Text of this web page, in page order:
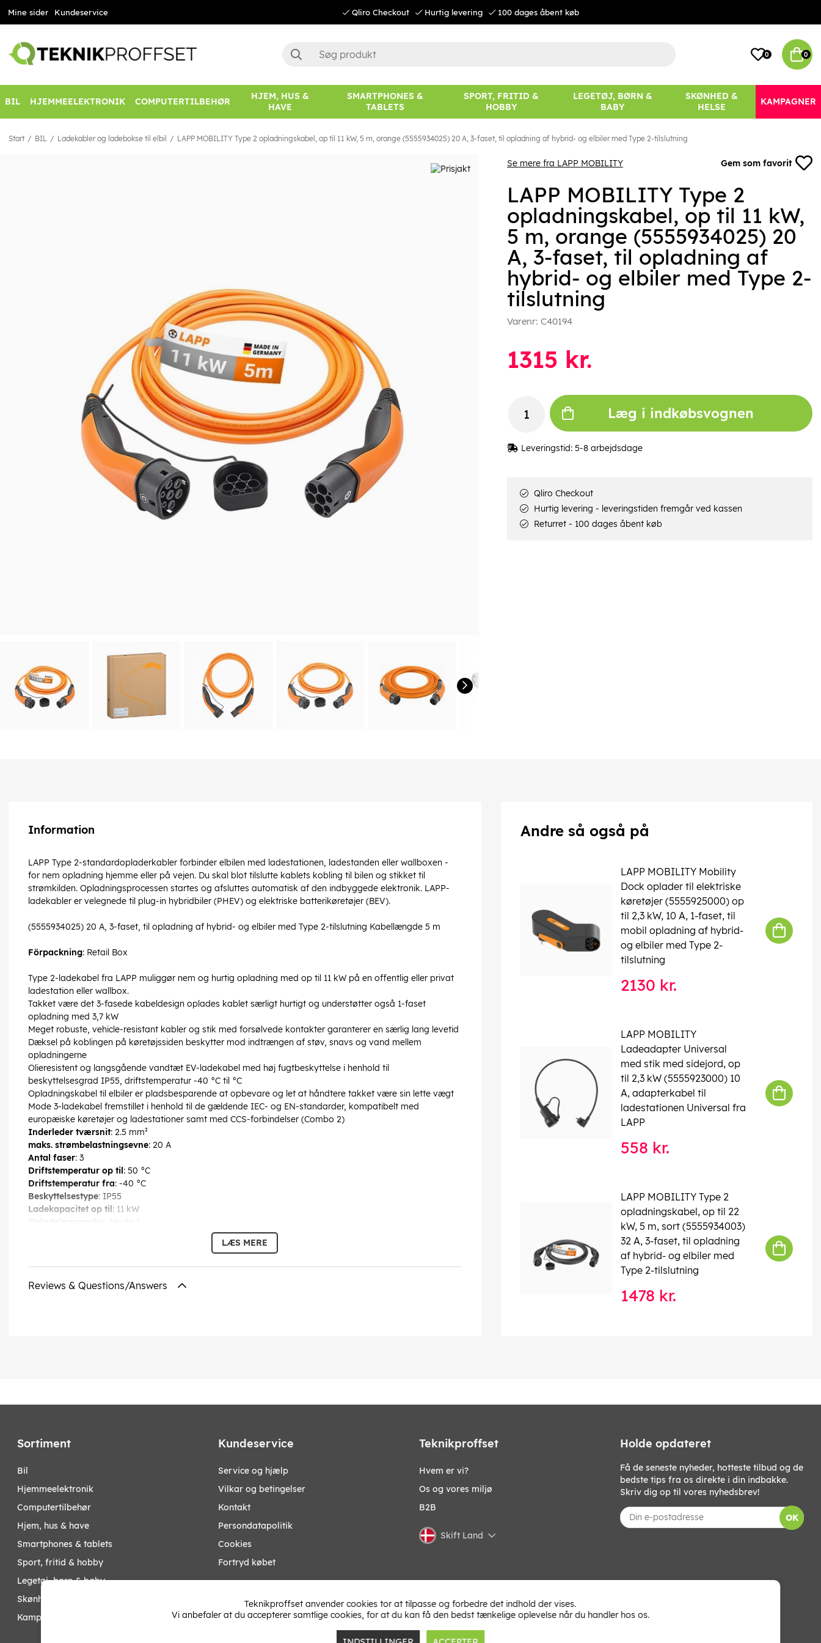
Mine sider Kundeservice Qliro Checkout Hurtig levering 100 dages åbent køb
0 0
BIL HJEMMEELEKTRONIK COMPUTERTILBEHØR
HJEM, HUS &
HAVE
SMARTPHONES &
TABLETS
SPORT, FRITID &
HOBBY
LEGETØJ, BØRN &
BABY
SKØNHED &
HELSE
KAMPAGNER
Start BIL Ladekabler og ladebokse til elbil LAPP MOBILITY Type 2 opladningskabel, op til 11 kW, 5 m, orange (5555934025) 20 A, 3-faset, til opladning af hybrid- og elbiler med Type 2-tilslutning
Se mere fra LAPP MOBILITY Gem som favorit
LAPP MOBILITY Type 2
opladningskabel, op til 11 kW,
5 m, orange (5555934025) 20
A, 3-faset, til opladning af
hybrid- og elbiler med Type 2-
tilslutning
Varenr: C40194
1315 kr.
Læg i indkøbsvognen
Leveringstid: 5-8 arbejdsdage
Qliro Checkout
Hurtig levering - leveringstiden fremgår ved kassen
Returret - 100 dages åbent køb
Information
LAPP Type 2-standardopladerkabler forbinder elbilen med ladestationen, ladestanden eller wallboxen -
for nem opladning hjemme eller på vejen. Du skal blot tilslutte kablets kobling til bilen og stikket til
strømkilden. Opladningsprocessen startes og afsluttes automatisk af den indbyggede elektronik. LAPP-
ladekabler er velegnede til plug-in hybridbiler (PHEV) og elektriske batterikøretøjer (BEV).
(5555934025) 20 A, 3-faset, til opladning af hybrid- og elbiler med Type 2-tilslutning Kabellængde 5 m
Förpackning: Retail Box
Type 2-ladekabel fra LAPP muliggør nem og hurtig opladning med op til 11 kW på en offentlig eller privat
ladestation eller wallbox.
Takket være det 3-fasede kabeldesign oplades kablet særligt hurtigt og understøtter også 1-faset
opladning med 3,7 kW
Meget robuste, vehicle-resistant kabler og stik med forsølvede kontakter garanterer en særlig lang levetid
Dæksel på koblingen på køretøjssiden beskytter mod indtrængen af støv, snavs og vand mellem
opladningerne
Olieresistent og langsgående vandtæt EV-ladekabel med høj fugtbeskyttelse i henhold til
beskyttelsesgrad IP55, driftstemperatur -40 °C til °C
Opladningskabel til elbiler er pladsbesparende at opbevare og let at håndtere takket være sin lette vægt
Mode 3-ladekabel fremstillet i henhold til de gældende IEC- og EN-standarder, kompatibelt med
europæiske køretøjer og ladestationer samt med CCS-forbindelser (Combo 2)
Inderleder tværsnit: 2.5 mm²
maks. strømbelastningsevne: 20 A
Antal faser: 3
Driftstemperatur op til : 50 °C
Driftstemperatur fra: -40 °C
Beskyttelsestype: IP55
Ladekapacitet op til: 11 kW
Opladningsmodus
: Mode 3
Forbindelse 2, type: Typ 2 stik
LÆS MERE
Reviews & Questions/Answers
Andre så også på
LAPP MOBILITY Mobility
Dock oplader til elektriske
køretøjer (5555925000) op
til 2,3 kW, 10 A, 1-faset, til
mobil opladning af hybrid-
og elbiler med Type 2-
tilslutning
2130 kr.
LAPP MOBILITY
Ladeadapter Universal
med stik med sidejord, op
til 2,3 kW (5555923000) 10
A, adapterkabel til
ladestationen Universal fra
LAPP
558 kr.
LAPP MOBILITY Type 2
opladningskabel, op til 22
kW, 5 m, sort (5555934003)
32 A, 3-faset, til opladning
af hybrid- og elbiler med
Type 2-tilslutning
1478 kr.
Sortiment
bil
hjemmeelektronik
computertilbehør
hjem, hus & have
smartphones & tablets
sport, fritid & hobby
legetøj, børn & baby
skønhed & helse
kampagner
Kundeservice
Service og hjælp
Vilkar og betingelser
Kontakt
Persondatapolitik
Cookies
Fortryd købet
Teknikproffset
Hvem er vi?
Os og vores miljø
B2B
Skift Land
Holde opdateret
Få de seneste nyheder, hotteste tilbud og de
bedste tips fra os direkte i din indbakke.
Skriv dig op til vores nyhedsbrev!
OK
Teknikproffset anvender cookies tor at tilpasse og forbedre det indhold der vises.
Vi anbefaler at du accepterer samtlige cookies, for at du kan få den bedst tænkelige oplevelse når du handler hos os.